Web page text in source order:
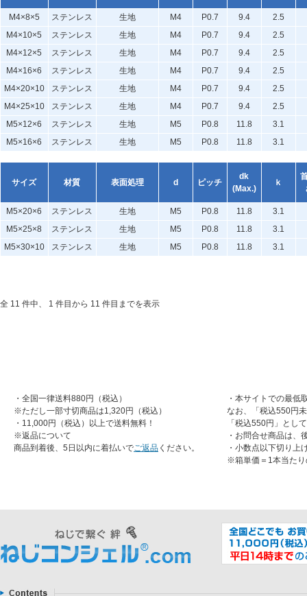
M4×8×5 ステンレス 生地 M4 P0.7 9.4
2.5
M4×10×5
ステンレス 生地 M4 P0.7 9.4
2.5
M4×12×5
ステンレス 生地 M4 P0.7 9.4
2.5
M4×16×6
ステンレス 生地 M4 P0.7 9.4
2.5
M4×20×10
ステンレス 生地 M4 P0.7 9.4
2.5
M4×25×10
ステンレス 生地 M4 P0.7 9.4
2.5
M5×12×6
ステンレス 生地 M5 P0.8 11.8
3.1
M5×16×6
ステンレス 生地 M5 P0.8 11.8 3.1
サイズ 材質 表面処理 d ピッチ
dk
(Max.)
ｋ
M5×20×6 ステンレス 生地 M5 P0.8 11.8
3.1
M5×25×8
ステンレス 生地 M5 P0.8 11.8
3.1
M5×30×10
ステンレス 生地 M5 P0.8 11.8 3.1
全 11 件中、 1 件目から 11 件目までを表示
・全国一律送料880円（税込）
※ただし一部寸切商品は1,320円（税込）
・11,000円（税込）以上で送料無料！
※返品について
商品到着後、5日以内に着払いでご返品 ください。
・本サイトでの最低
なお、「税込550円
「税込550円」とし
・お問合せ商品は、
・小数点以下切り上
※箱単価＝1本当たり